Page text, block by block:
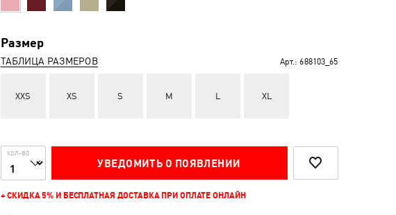
Размер
ТАБЛИЦА РАЗМЕРОВ Арт.: 688103_65
XXS XS S M L XL
КОЛ-ВО
УВЕДОМИТЬ О ПОЯВЛЕНИИ
+ СКИДКА 5% И БЕСПЛАТНАЯ ДОСТАВКА ПРИ ОПЛАТЕ ОНЛАЙН